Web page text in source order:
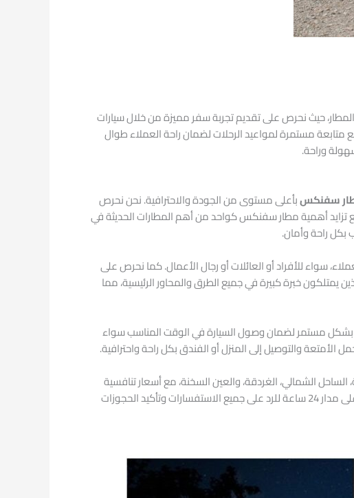
حيث نحرص على تقديم تجربة سفر مميزة من خلال سيارات
وسائقين محترفين يلتزمون بالمواعيد بدقة. كما نوفر خدمة استقبال وتوصيل على مدار 24 ساعة مع متابعة مستمرة لمواعيد الرحلات لضمان راحة العملاء طوال
وراحة.
سفنكسبأعلى مستوى من الجودة والاحترافية. نحن نحرص
مع تزايد أهمية مطار سفنكس كواحد من أهم المطارات الحديثة في
راحة وأمان.
سواء للأفراد أو العائلات أو رجال الأعمال. كما نحرص على
يمتلكون خبرة كبيرة في جميع الطرق والمحاور الرئيسية، مما
بشكل مستمر لضمان وصول السيارة في الوقت المناسب سواء
والتوصيل إلى المنزل أو الفندق بكل راحة واحترافية.
الشمالي، الغردقة، والعين السخنة، مع أسعار تنافسية
تناسب جميع العملاء. كما يمكنك الحجز بسهولة في أي وقت من خلال الهاتف أو الواتساب، حيث تعمل خدمة العملاء لدينا على مدار 24 ساعة للرد على جميع الاستفسارات وتأكيد الحجوزات